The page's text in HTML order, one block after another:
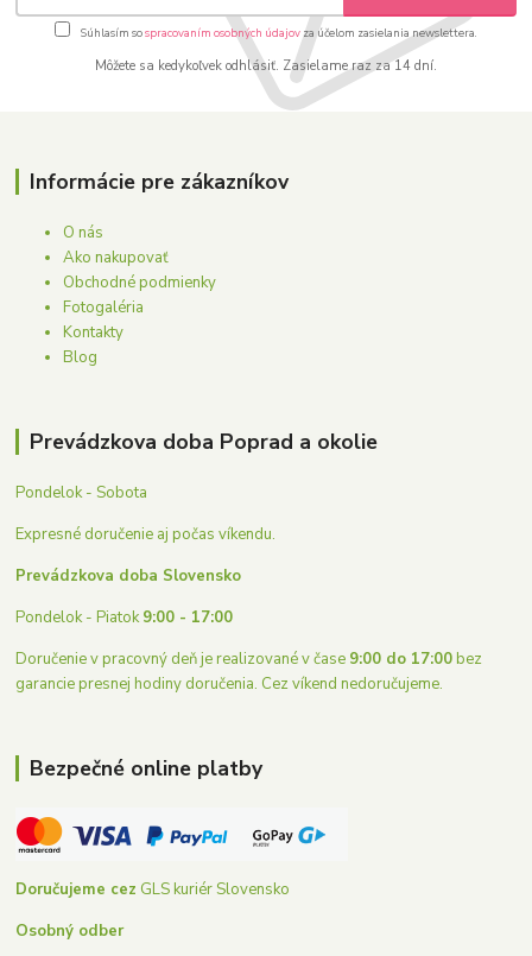
Súhlasím sospracovaním osobných údajov za účelom zasielania newslettera.
Môžete sa kedykoľvek odhlásiť. Zasielame raz za 14 dní.
Informácie pre zákazníkov
O nás
Ako nakupovať
Obchodné podmienky
Fotogaléria
Kontakty
Blog
Prevádzkova doba Poprad a okolie
Pondelok - Sobota
Expresné doručenie aj počas víkendu.
Prevádzkova doba Slovensko
Pondelok - Piatok9:00 - 17:00
Doručenie v pracovný deň je realizované v čase 9:00 do 17:00bez
garancie presnej hodiny doručenia. Cez víkend nedoručujeme.
Bezpečné online platby
Doručujeme cez GLS kuriér Slovensko
Osobný odber